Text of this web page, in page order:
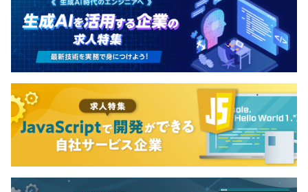
◆セミナー参加支援
社員が希望するセミナーやカンファレンスなどの参加にか
かる費用を会社が負担し、社員のスキルアップを支援しま
◆資格取得支援
社員が希望する専門的な資格取得にかかる費用を会社が負
担し、社員のスキルアップを支援します。
昇給：年2回（2月、8月）※目標管理制度による給与見直
し
各種社会保険完備
（関東IT健保／全国の宿泊施設、スポーツ施設、レストラ
ンなどの優待利用）